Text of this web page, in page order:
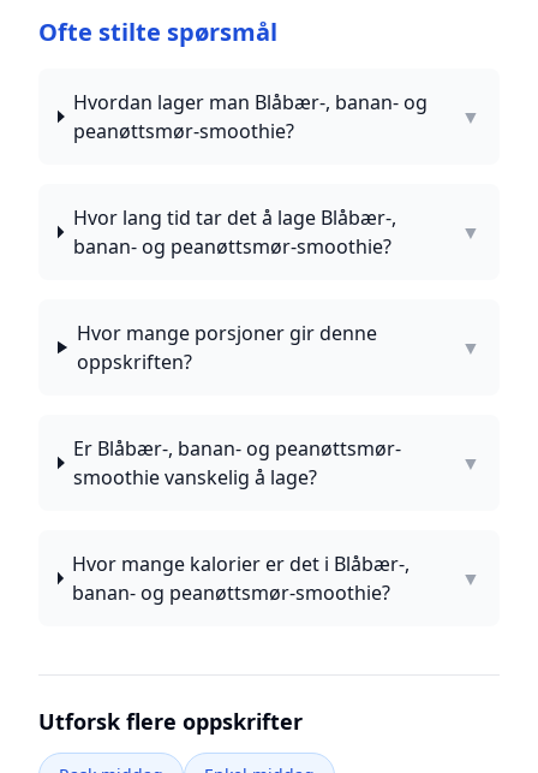
Ofte stilte spørsmål
Hvordan lager man Blåbær-, banan- og
peanøttsmør-smoothie?
▼
Hvor lang tid tar det å lage Blåbær-,
banan- og peanøttsmør-smoothie?
▼
Hvor mange porsjoner gir denne
oppskriften?
▼
Er Blåbær-, banan- og peanøttsmør-
smoothie vanskelig å lage?
▼
Hvor mange kalorier er det i Blåbær-,
banan- og peanøttsmør-smoothie?
▼
Utforsk flere oppskrifter